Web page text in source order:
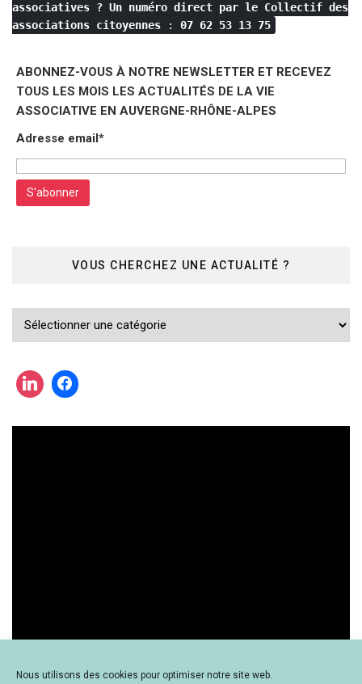
Nous utilisons des cookies pour optimiser notre site web.
associatives ? Un numéro direct par le Collectif des
associations citoyennes : 07 62 53 13 75
ABONNEZ-VOUS À NOTRE NEWSLETTER ET RECEVEZ
TOUS LES MOIS LES ACTUALITÉS DE LA VIE
ASSOCIATIVE EN AUVERGNE-RHÔNE-ALPES
Adresse email*
VOUS CHERCHEZ UNE ACTUALITÉ ?
Vous
actualité
?